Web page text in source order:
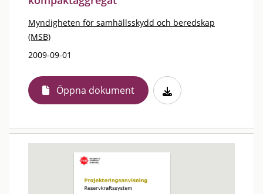
Myndigheten för samhällsskydd och beredskap
(MSB)
2009-09-01
Öppna dokument